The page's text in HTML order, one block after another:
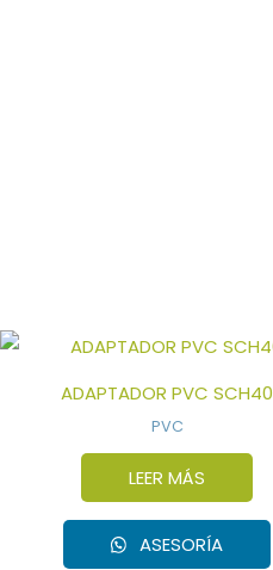
ADAPTADOR PVC SCH40
PVC
LEER MÁS
ASESORÍA